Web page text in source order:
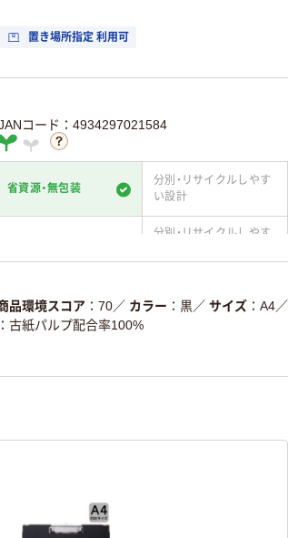
置き場所指定 利用可
コード：4934297021584
省資源・無包装
分別・リサイクルしやす
い設計
分別・リサイクルしやす
いる
ページ下部の商品詳細「
品環境スコア 70／ カラー 黒／ サイズ A4／
古紙パルプ配合率100%